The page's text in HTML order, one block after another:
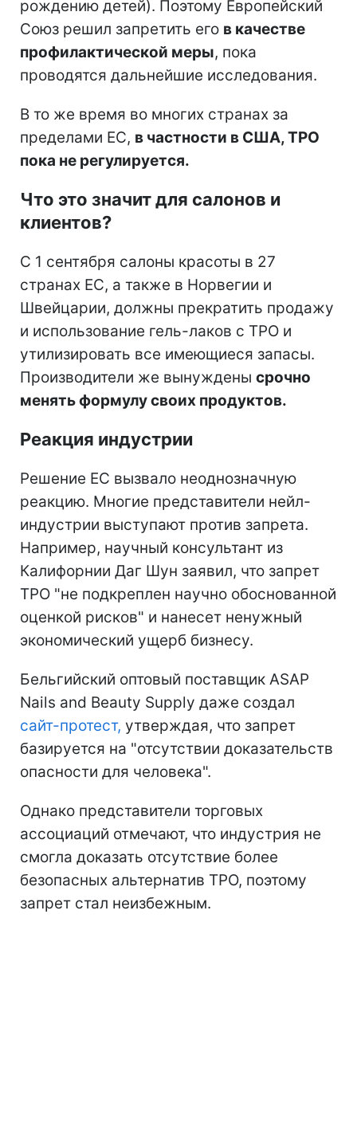
рождению детей). Поэтому Европейский
Союз решил запретить его в качестве
профилактической меры, пока
проводятся дальнейшие исследования.
В то же время во многих странах за
пределами ЕС, в частности в США, TPO
пока не регулируется.
Что это значит для салонов и
клиентов?
С 1 сентября салоны красоты в 27
странах ЕС, а также в Норвегии и
Швейцарии, должны прекратить продажу
и использование гель-лаков с TPO и
утилизировать все имеющиеся запасы.
Производители же вынуждены срочно
менять формулу своих продуктов.
Реакция индустрии
Решение ЕС вызвало неоднозначную
реакцию. Многие представители нейл-
индустрии выступают против запрета.
Например, научный консультант из
Калифорнии Даг Шун заявил, что запрет
TPO "не подкреплен научно обоснованной
оценкой рисков" и нанесет ненужный
экономический ущерб бизнесу.
Бельгийский оптовый поставщик ASAP
Nails and Beauty Supply даже создал
сайт-протест, утверждая, что запрет
базируется на "отсутствии доказательств
опасности для человека".
Однако представители торговых
ассоциаций отмечают, что индустрия не
смогла доказать отсутствие более
безопасных альтернатив TPO, поэтому
запрет стал неизбежным.